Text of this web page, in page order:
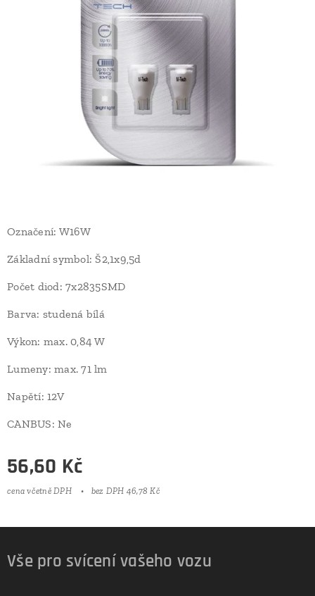
Označení: W16W
Základní symbol: Š2,1x9,5d
Počet diod: 7x2835SMD
Barva: studená bílá
Výkon: max. 0,84 W
Lumeny: max. 71 lm
Napětí: 12V
CANBUS: Ne
56,60 Kč
cena včetně DPH bez DPH 46,78 Kč
Vše pro svícení vašeho vozu